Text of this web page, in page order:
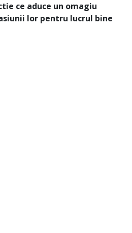
ce aduce un omagiu
lor pentru lucrul bine